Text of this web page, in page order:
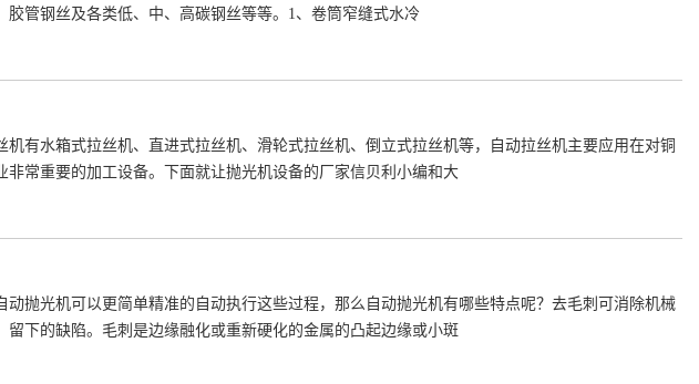
管钢丝及各类低、中、高碳钢丝等等。1、卷筒窄缝式水冷
有水箱式拉丝机、直进式拉丝机、滑轮式拉丝机、倒立式拉丝机等，自动拉丝机主要应用在对铜
常重要的加工设备。下面就让抛光机设备的厂家信贝利小编和大
抛光机可以更简单精准的自动执行这些过程，那么自动抛光机有哪些特点呢？去毛刺可消除机械
下的缺陷。毛刺是边缘融化或重新硬化的金属的凸起边缘或小斑